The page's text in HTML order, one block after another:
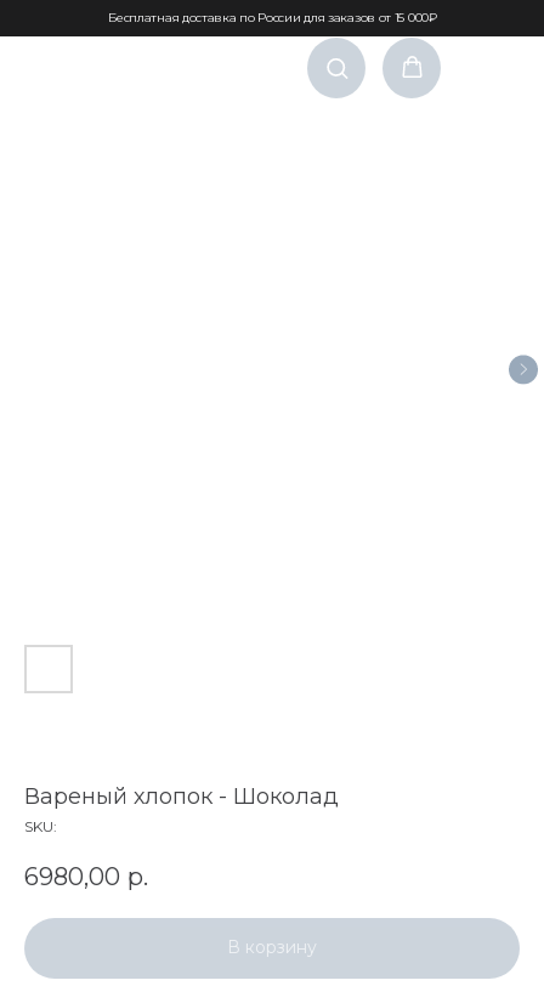
Бесплатная доставка по России для заказов от 15 000₽
Вареный хлопок - Шоколад
SKU:
6980,00 р.
В корзину